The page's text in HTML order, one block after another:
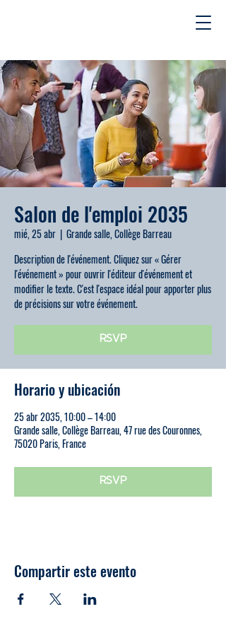
Salon de l'emploi 2035
mié, 25 abr
  |
Grande salle, Collège Barreau
Description de l'événement. Cliquez sur « Gérer
l'événement » pour ouvrir l'éditeur d'événement et
modifier le texte. C'est l'espace idéal pour apporter plus
de précisions sur votre événement.
RSVP
Horario y ubicación
25 abr 2035, 10:00 – 14:00
Grande salle, Collège Barreau, 47 rue des Couronnes,
75020 Paris, France
RSVP
Compartir este evento